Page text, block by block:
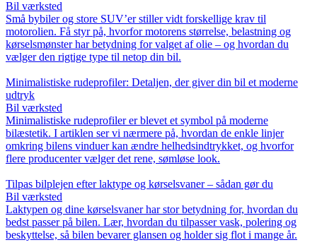
Bil værksted
Små bybiler og store SUV’er stiller vidt forskellige krav til
motorolien. Få styr på, hvorfor motorens størrelse, belastning og
kørselsmønster har betydning for valget af olie – og hvordan du
vælger den rigtige type til netop din bil.
Minimalistiske rudeprofiler: Detaljen, der giver din bil et moderne
udtryk
Bil værksted
Minimalistiske rudeprofiler er blevet et symbol på moderne
bilæstetik. I artiklen ser vi nærmere på, hvordan de enkle linjer
omkring bilens vinduer kan ændre helhedsindtrykket, og hvorfor
flere producenter vælger det rene, sømløse look.
Tilpas bilplejen efter laktype og kørselsvaner – sådan gør du
Bil værksted
Laktypen og dine kørselsvaner har stor betydning for, hvordan du
bedst passer på bilen. Lær, hvordan du tilpasser vask, polering og
beskyttelse, så bilen bevarer glansen og holder sig flot i mange år.